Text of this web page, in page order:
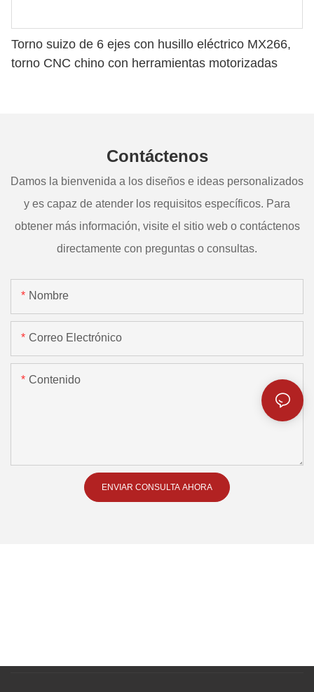
Torno suizo de 6 ejes con husillo eléctrico MX266,
torno CNC chino con herramientas motorizadas
Contáctenos
Damos la bienvenida a los diseños e ideas personalizados
y es capaz de atender los requisitos específicos. Para
obtener más información, visite el sitio web o contáctenos
directamente con preguntas o consultas.
Nombre
Correo Electrónico
Contenido
ENVIAR CONSULTA AHORA